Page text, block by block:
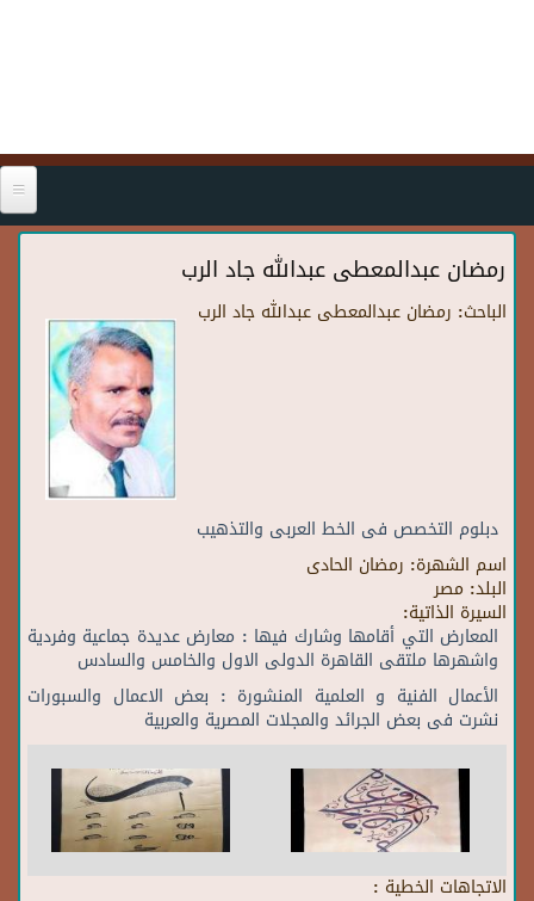
رمضان عبدالمعطى عبدالله جاد الرب
الباحث: رمضان عبدالمعطى عبدالله جاد الرب
دبلوم التخصص فى الخط العربى والتذهيب
اسم الشهرة: رمضان الحادى
البلد: مصر
السيرة الذاتية:
المعارض التي أقامها وشارك فيها : معارض عديدة جماعية وفردية
واشهرها ملتقى القاهرة الدولى الاول والخامس والسادس
الأعمال الفنية و العلمية المنشورة : بعض الاعمال والسبورات
نشرت فى بعض الجرائد والمجلات المصرية والعربية
الاتجاهات الخطية :